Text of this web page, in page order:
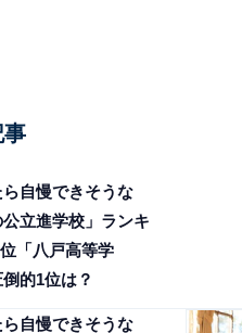
ら自慢できそうな
公立進学校」ランキ
「八戸高等学
的1位は？
ら自慢できそうな